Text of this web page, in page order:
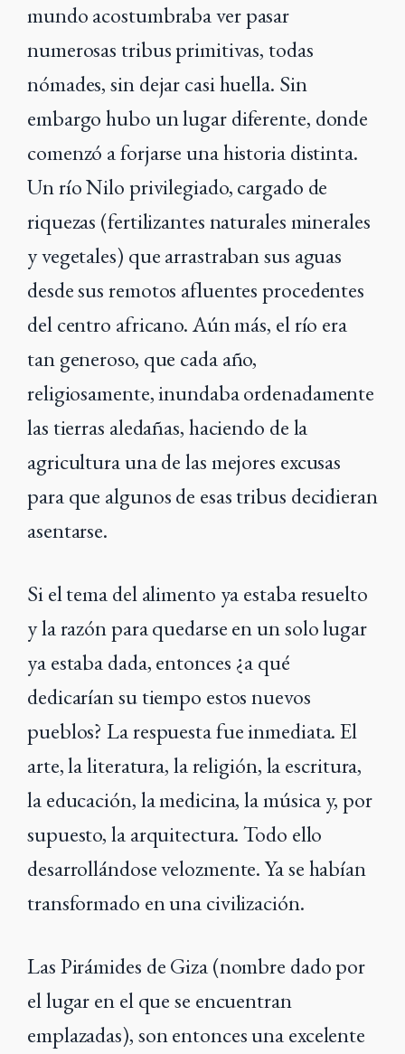
mundo acostumbraba ver pasar
numerosas tribus primitivas, todas
nómades, sin dejar casi huella. Sin
embargo hubo un lugar diferente, donde
comenzó a forjarse una historia distinta.
Un río Nilo privilegiado, cargado de
riquezas (fertilizantes naturales minerales
y vegetales) que arrastraban sus aguas
desde sus remotos afluentes procedentes
del centro africano. Aún más, el río era
tan generoso, que cada año,
religiosamente, inundaba ordenadamente
las tierras aledañas, haciendo de la
agricultura una de las mejores excusas
para que algunos de esas tribus decidieran
asentarse.
Si el tema del alimento ya estaba resuelto
y la razón para quedarse en un solo lugar
ya estaba dada, entonces ¿a qué
dedicarían su tiempo estos nuevos
pueblos? La respuesta fue inmediata. El
arte, la literatura, la religión, la escritura,
la educación, la medicina, la música y, por
supuesto, la arquitectura. Todo ello
desarrollándose velozmente. Ya se habían
transformado en una civilización.
Las Pirámides de Giza (nombre dado por
el lugar en el que se encuentran
emplazadas), son entonces una excelente